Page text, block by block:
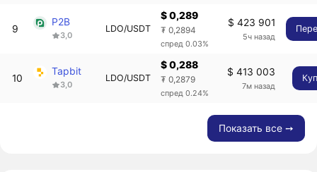
9
P2B
3,0
LDO/USDT
$ 0,289
₮ 0,2894
спред 0.03%
$ 423 901
5ч назад
10
Tapbit
3,0
LDO/USDT
$ 0,288
₮ 0,2879
спред 0.24%
$ 413 003
7м назад
Показать все ➙